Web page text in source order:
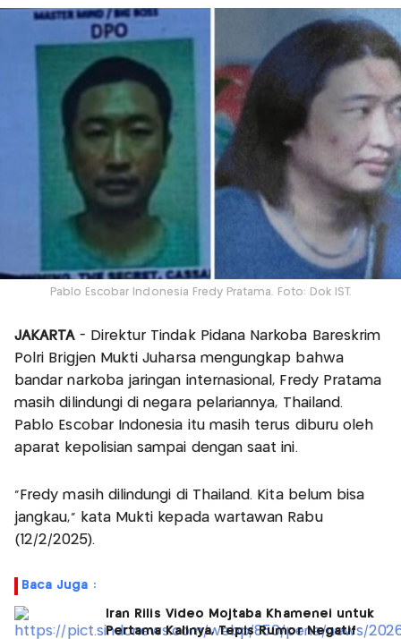
Pablo Escobar Indonesia Fredy Pratama. Foto: Dok IST.
JAKARTA - Direktur Tindak Pidana Narkoba Bareskrim
Polri Brigjen Mukti Juharsa mengungkap bahwa
bandar narkoba jaringan internasional, Fredy Pratama
masih dilindungi di negara pelariannya, Thailand.
Pablo Escobar Indonesia itu masih terus diburu oleh
aparat kepolisian sampai dengan saat ini.
"Fredy masih dilindungi di Thailand. Kita belum bisa
jangkau," kata Mukti kepada wartawan Rabu
(12/2/2025).
Baca Juga :
Iran Rilis Video Mojtaba Khamenei untuk
Pertama Kalinya, Tepis Rumor Negatif